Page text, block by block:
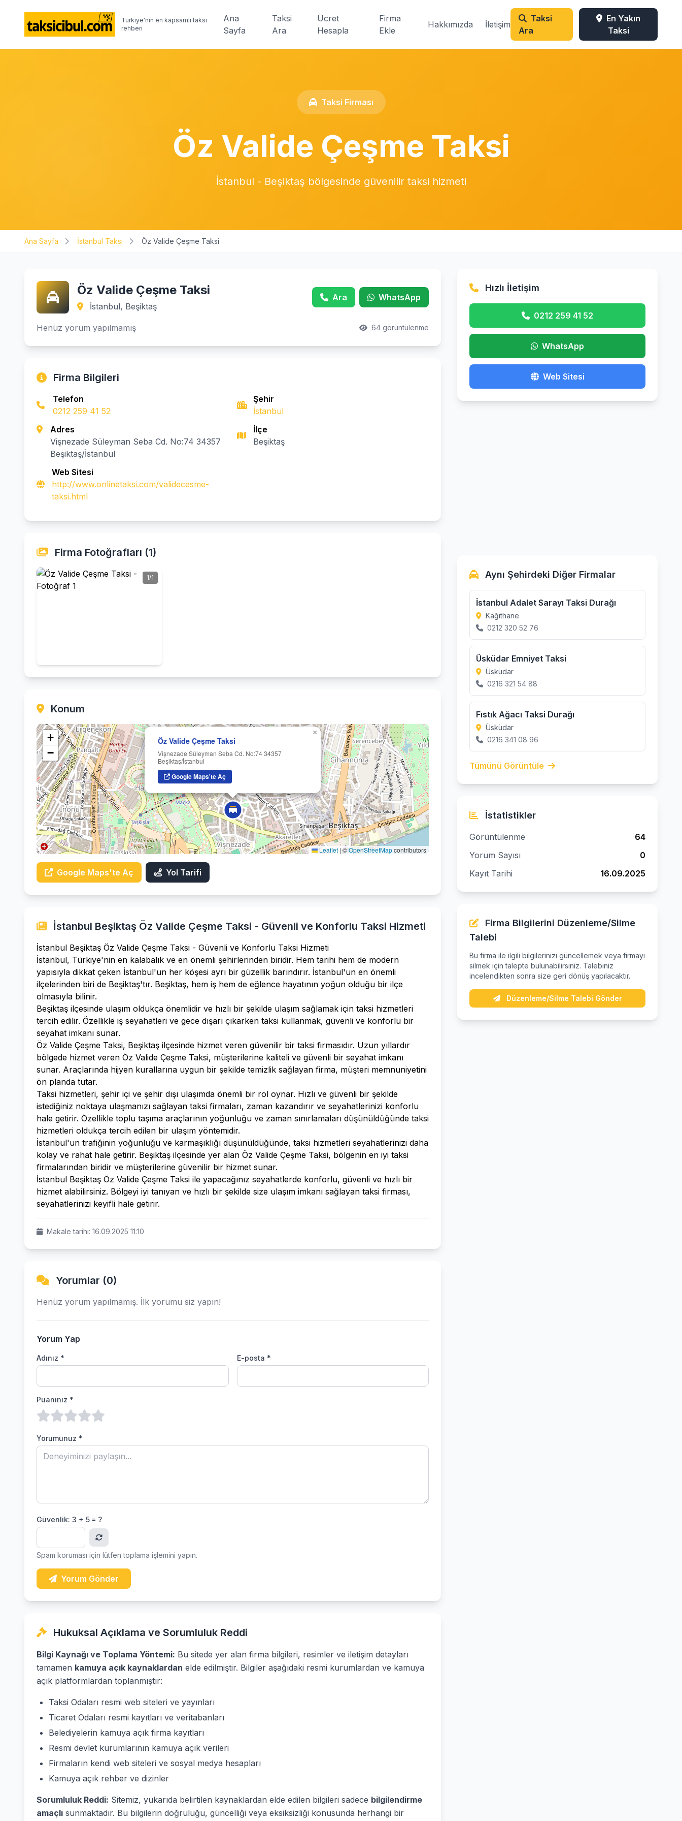
Türkiye'nin en kapsamlı taksi
rehberi
Ana
Sayfa
Taksi
Ara
Ücret
Hesapla
Firma
Ekle
Hakkımızda İletişim
Taksi
Ara
En Yakın
Taksi
Taksi Firması
Öz Valide Çeşme Taksi
İstanbul - Beşiktaş bölgesinde güvenilir taksi hizmeti
Ana Sayfa İstanbul Taksi Öz Valide Çeşme Taksi
Öz Valide Çeşme Taksi
İstanbul, Beşiktaş
Ara WhatsApp
Henüz yorum yapılmamış 64 görüntülenme
Firma Bilgileri
Telefon
0212 259 41 52
Adres
Vişnezade Süleyman Seba Cd. No:74 34357
Beşiktaş/İstanbul
Web Sitesi
http://www.onlinetaksi.com/validecesme-
taksi.html
Şehir
İstanbul
İlçe
Beşiktaş
Firma Fotoğrafları (1)
1/1
Konum
Öz Valide Çeşme Taksi
Vişnezade Süleyman Seba Cd. No:74 34357
Beşiktaş/İstanbul
Google Maps'te Aç
×
+
−
Leaflet |©OpenStreetMapcontributors
Google Maps'te Aç Yol Tarifi
İstanbul Beşiktaş Öz Valide Çeşme Taksi - Güvenli ve Konforlu Taksi Hizmeti
İstanbul Beşiktaş Öz Valide Çeşme Taksi - Güvenli ve Konforlu Taksi Hizmeti
İstanbul, Türkiye'nin en kalabalık ve en önemli şehirlerinden biridir. Hem tarihi hem de modern
yapısıyla dikkat çeken İstanbul'un her köşesi ayrı bir güzellik barındırır. İstanbul'un en önemli
ilçelerinden biri de Beşiktaş'tır. Beşiktaş, hem iş hem de eğlence hayatının yoğun olduğu bir ilçe
olmasıyla bilinir.
Beşiktaş ilçesinde ulaşım oldukça önemlidir ve hızlı bir şekilde ulaşım sağlamak için taksi hizmetleri
tercih edilir. Özellikle iş seyahatleri ve gece dışarı çıkarken taksi kullanmak, güvenli ve konforlu bir
seyahat imkanı sunar.
Öz Valide Çeşme Taksi, Beşiktaş ilçesinde hizmet veren güvenilir bir taksi firmasıdır. Uzun yıllardır
bölgede hizmet veren Öz Valide Çeşme Taksi, müşterilerine kaliteli ve güvenli bir seyahat imkanı
sunar. Araçlarında hijyen kurallarına uygun bir şekilde temizlik sağlayan firma, müşteri memnuniyetini
ön planda tutar.
Taksi hizmetleri, şehir içi ve şehir dışı ulaşımda önemli bir rol oynar. Hızlı ve güvenli bir şekilde
istediğiniz noktaya ulaşmanızı sağlayan taksi firmaları, zaman kazandırır ve seyahatlerinizi konforlu
hale getirir. Özellikle toplu taşıma araçlarının yoğunluğu ve zaman sınırlamaları düşünüldüğünde taksi
hizmetleri oldukça tercih edilen bir ulaşım yöntemidir.
İstanbul'un trafiğinin yoğunluğu ve karmaşıklığı düşünüldüğünde, taksi hizmetleri seyahatlerinizi daha
kolay ve rahat hale getirir. Beşiktaş ilçesinde yer alan Öz Valide Çeşme Taksi, bölgenin en iyi taksi
firmalarından biridir ve müşterilerine güvenilir bir hizmet sunar.
İstanbul Beşiktaş Öz Valide Çeşme Taksi ile yapacağınız seyahatlerde konforlu, güvenli ve hızlı bir
hizmet alabilirsiniz. Bölgeyi iyi tanıyan ve hızlı bir şekilde size ulaşım imkanı sağlayan taksi firması,
seyahatlerinizi keyifli hale getirir.
Makale tarihi: 16.09.2025 11:10
Yorumlar (0)
Henüz yorum yapılmamış. İlk yorumu siz yapın!
Yorum Yap
Adınız * E-posta *
Puanınız *
Yorumunuz *
Güvenlik: 3 + 5 = ?
Spam koruması için lütfen toplama işlemini yapın.
Yorum Gönder
Hukuksal Açıklama ve Sorumluluk Reddi
Bilgi Kaynağı ve Toplama Yöntemi: Bu sitede yer alan firma bilgileri, resimler ve iletişim detayları
tamamen kamuya açık kaynaklardan elde edilmiştir. Bilgiler aşağıdaki resmi kurumlardan ve kamuya
açık platformlardan toplanmıştır:
Taksi Odaları resmi web siteleri ve yayınları
Ticaret Odaları resmi kayıtları ve veritabanları
Belediyelerin kamuya açık firma kayıtları
Resmi devlet kurumlarının kamuya açık verileri
Firmaların kendi web siteleri ve sosyal medya hesapları
Kamuya açık rehber ve dizinler
Sorumluluk Reddi: Sitemiz, yukarıda belirtilen kaynaklardan elde edilen bilgileri sadece bilgilendirme
amaçlı sunmaktadır. Bu bilgilerin doğruluğu, güncelliği veya eksiksizliği konusunda herhangi bir
Hızlı İletişim
0212 259 41 52
WhatsApp
Web Sitesi
Aynı Şehirdeki Diğer Firmalar
İstanbul Adalet Sarayı Taksi Durağı
Kağıthane
0212 320 52 76
Üsküdar Emniyet Taksi
Üsküdar
0216 321 54 88
Fıstık Ağacı Taksi Durağı
Üsküdar
0216 341 08 96
Tümünü Görüntüle
İstatistikler
Görüntülenme
64
Yorum Sayısı
0
Kayıt Tarihi
16.09.2025
Firma Bilgilerini Düzenleme/Silme
Talebi
Bu firma ile ilgili bilgilerinizi güncellemek veya firmayı
silmek için talepte bulunabilirsiniz. Talebiniz
incelendikten sonra size geri dönüş yapılacaktır.
Düzenleme/Silme Talebi Gönder